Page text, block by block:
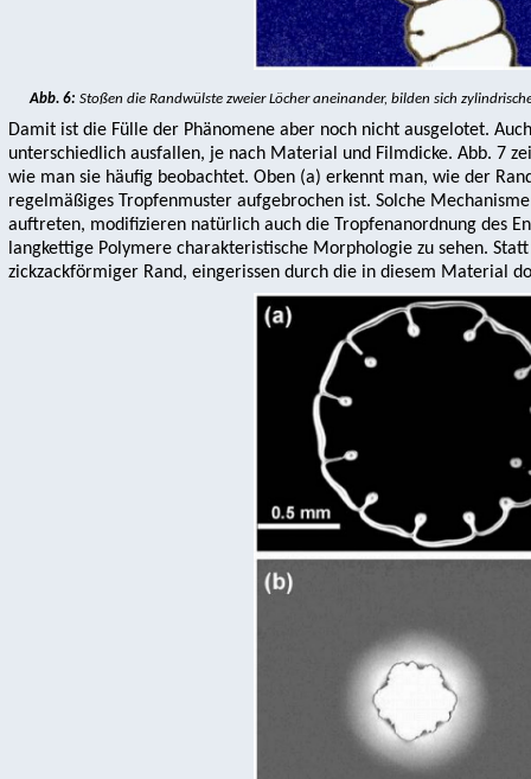
Abb. 6: Stoßen die Randwülste zweier Löcher aneinander, bilden sich
Damit ist die Fülle der Phänomene aber noch nicht ausgelotet.
unterschiedlich ausfallen, je nach Material und Filmdicke. Abb. 7
wie man sie häufig beobachtet. Oben (a) erkennt man, wie der
regelmäßiges Tropfenmuster aufgebrochen ist. Solche
auftreten, modifizieren natürlich auch die Tropfenanordnung des
langkettige Polymere charakteristische Morphologie zu sehen.
zickzackförmiger Rand, eingerissen durch die in diesem Material